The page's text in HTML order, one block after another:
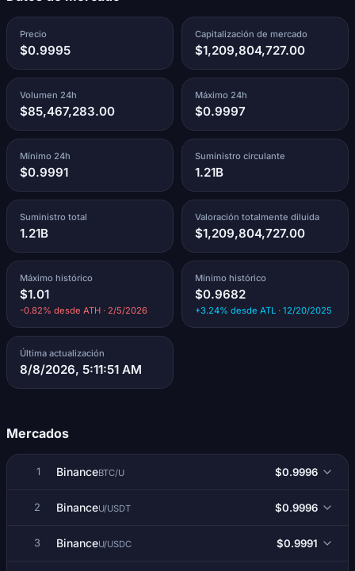
Precio
$0.9995
Capitalización de mercado
$1,209,804,727.00
Volumen 24h
$85,467,283.00
Máximo 24h
$0.9997
Mínimo 24h
$0.9991
Suministro circulante
1.21B
Suministro total
1.21B
Valoración totalmente diluida
$1,209,804,727.00
Máximo histórico
$1.01
-0.82% desde ATH · 2/5/2026
Mínimo histórico
$0.9682
+3.24% desde ATL · 12/20/2025
Última actualización
8/8/2026, 5:11:51 AM
Mercados
1 BinanceBTC/U $0.9996
2 BinanceU/USDT $0.9996
3 BinanceU/USDC $0.9991